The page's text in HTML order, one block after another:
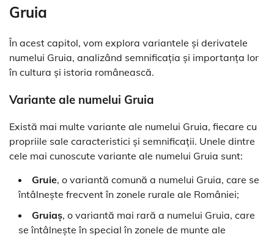
Gruia
În acest capitol, vom explora variantele și derivatele
numelui Gruia, analizând semnificația și importanța lor
în cultura și istoria românească.
Variante ale numelui Gruia
Există mai multe variante ale numelui Gruia, fiecare cu
propriile sale caracteristici și semnificații. Unele dintre
cele mai cunoscute variante ale numelui Gruia sunt:
Gruie, o variantă comună a numelui Gruia, care se
întâlnește frecvent în zonele rurale ale României;
Gruiaș, o variantă mai rară a numelui Gruia, care
se întâlnește în special în zonele de munte ale